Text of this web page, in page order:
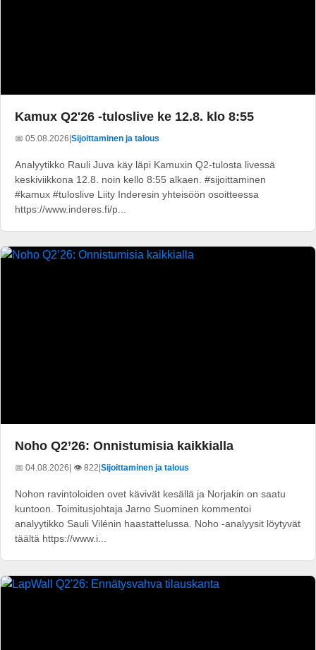
Kamux Q2'26 -tuloslive ke 12.8. klo 8:55
📅 05.08.2026 Sijoittaminen ja talous
Analyytikko Rauli Juva käy läpi Kamuxin Q2-tulosta livessä
keskiviikkona 12.8. noin kello 8:55 alkaen. #sijoittaminen
#kamux #tuloslive Liity Inderesin yhteisöön osoitteessa
https://www.inderes.fi/p...
Noho Q2’26: Onnistumisia kaikkialla
📅 04.08.2026| 👁️ 822|Sijoittaminen ja talous
Nohon ravintoloiden ovet kävivät kesällä ja Norjakin on saatu
kuntoon. Toimitusjohtaja Jarno Suominen kommentoi
analyytikko Sauli Vilénin haastattelussa. Noho -analyysit löytyvät
täältä https://www.i...